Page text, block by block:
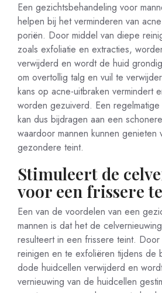
Een gezichtsbehandeling voor
helpen bij het verminderen van
poriën. Door middel van diepe
zoals exfoliatie en extracties,
verwijderd en wordt de huid
om overtollig talg en vuil te
kans op acne-uitbraken vermindert
worden gezuiverd. Een
kan dus bijdragen aan een
waardoor mannen kunnen
gezondere teint.
Stimuleert de
voor een frissere
Een van de voordelen van een
mannen is dat het de
resulteert in een frissere teint.
reinigen en te exfoliëren tijdens de
dode huidcellen verwijderd en
vernieuwing van de huidcellen